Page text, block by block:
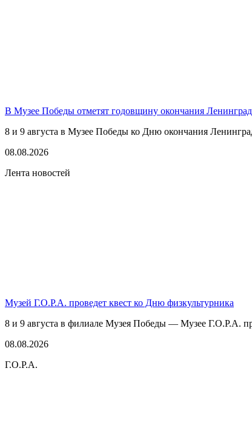
В Музее Победы отметят годовщину окончания
8 и 9 августа в Музее Победы ко Дню окончания
08.08.2026
Лента новостей
Музей Г.О.Р.А. проведет квест ко Дню физкультурника
8 и 9 августа в филиале Музея Победы — Музее Г.О.Р.А.
08.08.2026
Г.О.Р.А.